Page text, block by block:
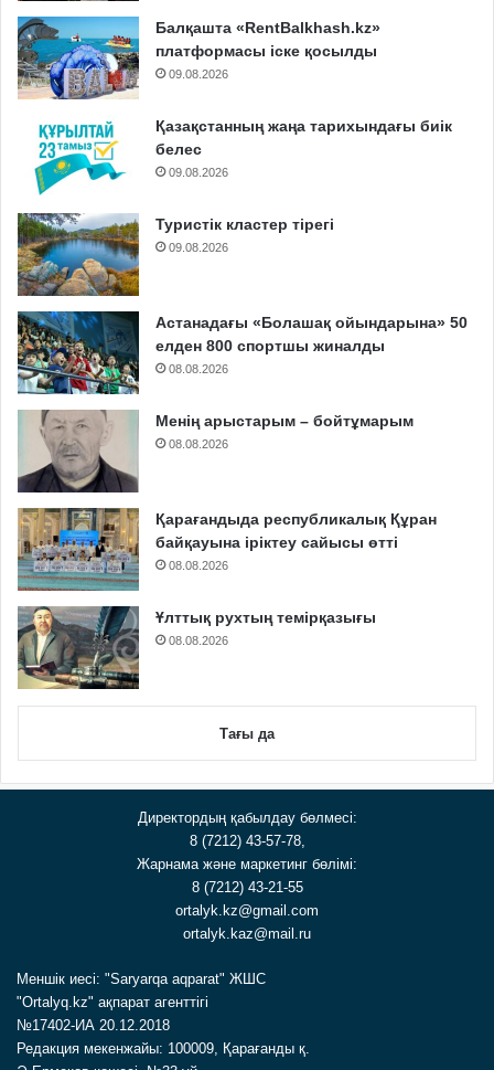
Балқашта «RentBalkhash.kz»
платформасы іске қосылды
09.08.2026
Қазақстанның жаңа тарихындағы биік
белес
09.08.2026
Туристік кластер тірегі
09.08.2026
Астанадағы «Болашақ ойындарына» 50
елден 800 спортшы жиналды
08.08.2026
Менің арыстарым – бойтұмарым
08.08.2026
Қарағандыда республикалық Құран
байқауына іріктеу сайысы өтті
08.08.2026
Ұлттық рухтың темірқазығы
08.08.2026
Тағы да
Директордың қабылдау бөлмесі:
8 (7212) 43-57-78,
Жарнама және маркетинг бөлімі:
8 (7212) 43-21-55
ortalyk.kz@gmail.com
ortalyk.kaz@mail.ru
Меншік иесі: "Saryarqa aqparat" ЖШС
"Ortalyq.kz" ақпарат агенттігі
№17402-ИА 20.12.2018
Редакция мекенжайы: 100009, Қарағанды қ.